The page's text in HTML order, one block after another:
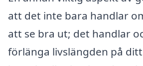
att det inte bara handlar
att se bra ut; det handlar
förlänga livslängden på